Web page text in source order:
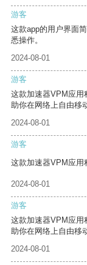
游客
这款app的用户界面
悉操作。
2024-08-01
游客
这款加速器VPM应用
助你在网络上自由移
2024-08-01
游客
这款加速器VPM应用
2024-08-01
游客
这款加速器VPM应用
助你在网络上自由移
2024-08-01